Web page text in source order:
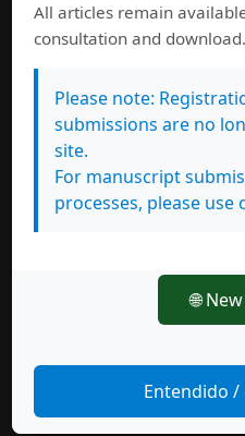
All articles remain
consultation and download.
Please note:
submissions are no
site.
For manuscript
processes, please use
🌐
Entendido